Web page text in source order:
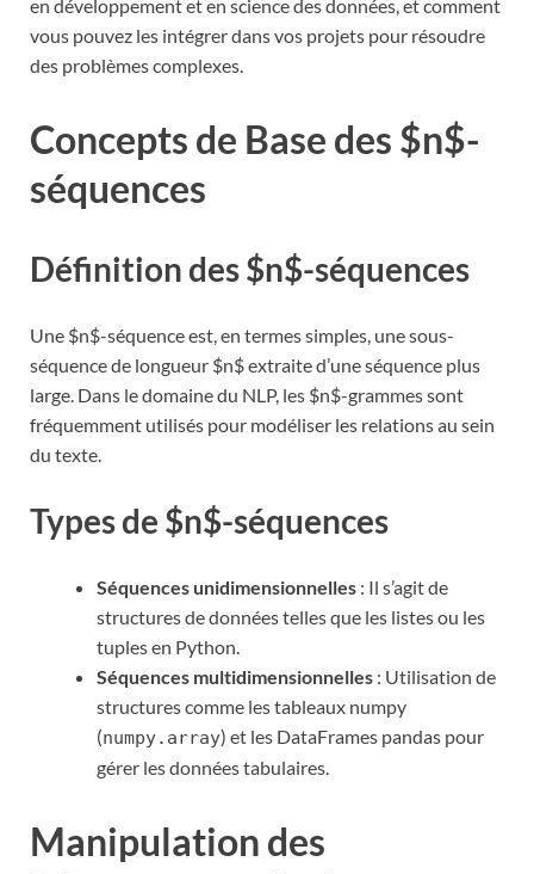
en développement et en science des données, et comment
vous pouvez les intégrer dans vos projets pour résoudre
des problèmes complexes.
Concepts de Base des $n$-
séquences
Définition des $n$-séquences
Une $n$-séquence est, en termes simples, une sous-
séquence de longueur $n$ extraite d’une séquence plus
large. Dans le domaine du NLP, les $n$-grammes sont
fréquemment utilisés pour modéliser les relations au sein
du texte.
Types de $n$-séquences
Séquences unidimensionnelles : Il s’agit de
structures de données telles que les listes ou les
tuples en Python.
Séquences multidimensionnelles : Utilisation de
structures comme les tableaux numpy
(numpy.array) et les DataFrames pandas pour
gérer les données tabulaires.
Manipulation des